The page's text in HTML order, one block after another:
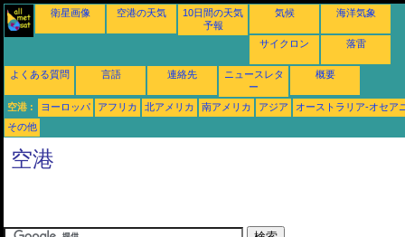
衛星画像 空港の天気
10日間の天気
予報
気候 海洋気象
サイクロン 落雷
よくある質問 言語 連絡先
ニュースレタ
ー
概要
空港 : ヨーロッパ アフリカ 北アメリカ 南アメリカ アジア
オーストラリア-オセア
その他
空港